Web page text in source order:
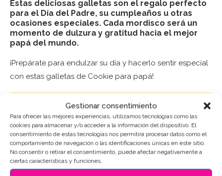
Gestionar consentimiento
Para ofrecer las mejores experiencias, utilizamos tecnologías como las
cookies para almacenar y/o acceder a la información del dispositivo. El
consentimiento de estas tecnologías nos permitirá procesar datos como el
comportamiento de navegación o las identificaciones únicas en este sitio.
No consentir o retirar el consentimiento, puede afectar negativamente a
ciertas características y funciones.
Estas deliciosas galletas son el regalo perfecto
para el Día del Padre, su cumpleaños u otras
ocasiones especiales. Cada mordisco será un
momento de dulzura y gratitud hacia el mejor
papá del mundo.
¡Prepárate para endulzar su día y hacerlo sentir especial
con estas galletas de Cookie para papá!
Puedes consultar los ingredientesaquí.
AÑADIR AL CARRITO